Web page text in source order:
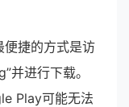
捷的方式是访
并进行下载。
Play可能无法